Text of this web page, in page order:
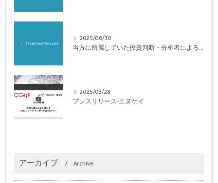
2025/06/30
当方に所属していた投資判断・分析者による法令違反のご報告と対応について
2025/03/28
プレスリリース-エヌケイ
アーカイブ Archive